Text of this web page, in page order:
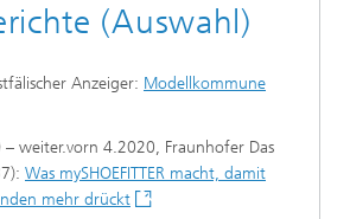
(Auswahl)
Anzeiger: Modellkommune
– weiter.vorn 4.2020, Fraunhofer Das
Was mySHOEFITTER macht, damit
mehr drückt